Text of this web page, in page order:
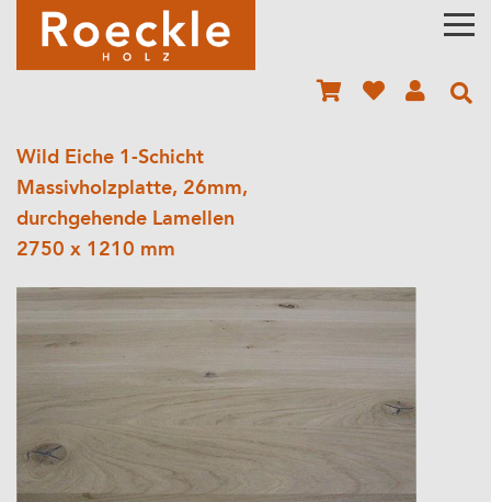
Wild Eiche 1-Schicht
Massivholzplatte, 26mm,
durchgehende Lamellen
2750 x 1210 mm